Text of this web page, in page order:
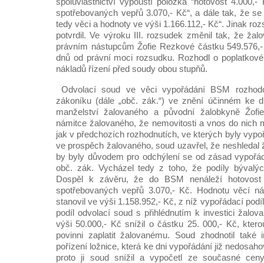
spotřebovaných vepřů 3.070,- Kč“, a dále tak, že
tedy věci a hodnoty ve výši 1.166.112,- Kč“. Jinak
potvrdil. Ve výroku III. rozsudek změnil tak, že
právním nástupcům Žofie Rezkové částku
dnů od právní moci rozsudku. Rozhodl o
nákladů řízení před soudy obou stupňů.
Odvolací soud ve věci vypořádání BSM
zákoníku (dále „obč. zák.“) ve znění účinném ke
manželství žalovaného a původní žalobkyně
námitce žalovaného, že nemovitosti a vnos do nich
jak v předchozích rozhodnutích, ve kterých byly
ve prospěch žalovaného, soud uzavřel, že neshledal
by byly důvodem pro odchýlení se od zásad
obč. zák. Vycházel tedy z toho, že podíly
Dospěl k závěru, že do BSM nenáleží
spotřebovaných vepřů 3.070,- Kč. Hodnotu věcí
stanovil ve výši 1.158.952,- Kč, z níž vypořádací
podíl odvolací soud s přihlédnutím k investici
výši 50.000,- Kč snížil o částku 25. 000,- Kč,
povinni zaplatit žalovanému. Soud zhodnotil také
pořízení ložnice, která ke dni vypořádání již
proto ji soud snížil a vypočetl ze současné